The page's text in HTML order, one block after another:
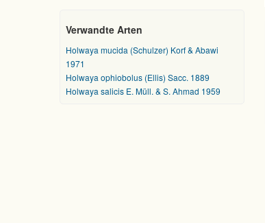
Verwandte Arten
Holwaya mucida (Schulzer) Korf & Abawi
1971
Holwaya ophiobolus (Ellis) Sacc. 1889
Holwaya salicis E. Müll. & S. Ahmad 1959